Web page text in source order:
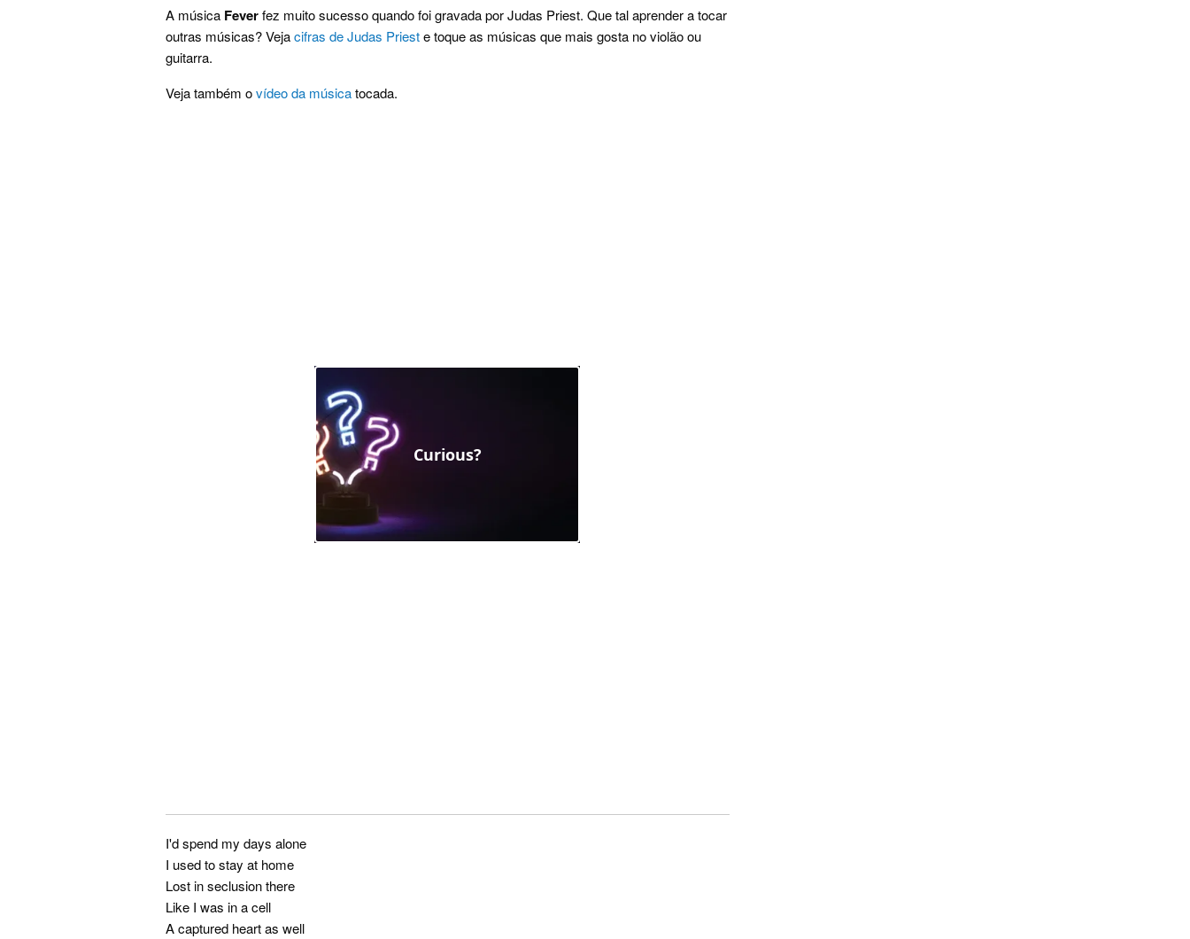
A música Feverfez muito sucesso quando foi gravada por Judas Priest. Que tal aprender a tocar
outras músicas? Vejacifras de Judas Prieste toque as músicas que mais gosta no violão ou
guitarra.
Veja também ovídeo da músicatocada.
I'd spend my days alone
I used to stay at home
Lost in seclusion there
Like I was in a cell
A captured heart as well